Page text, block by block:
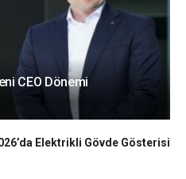
CEO Dönemi
Elektrikli Gövde Gösterisi